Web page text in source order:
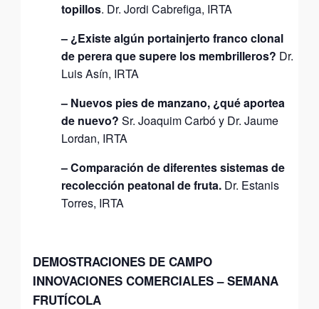
topillos. Dr. Jordi Cabrefiga, IRTA
– ¿Existe algún portainjerto franco clonal
de perera que supere los membrilleros? Dr.
Luis Asín, IRTA
– Nuevos pies de manzano, ¿qué aportea
de nuevo? Sr. Joaquim Carbó y Dr. Jaume
Lordan, IRTA
– Comparación de diferentes sistemas de
recolección peatonal de fruta. Dr. Estanis
Torres, IRTA
DEMOSTRACIONES DE CAMPO
INNOVACIONES COMERCIALES –SEMANA
FRUTÍCOLA